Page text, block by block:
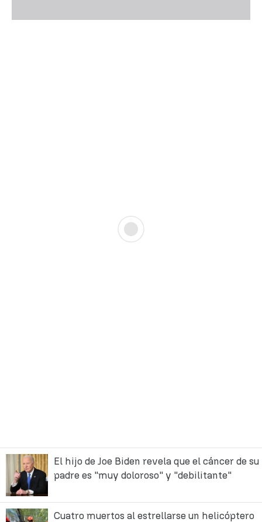
El hijo de Joe Biden revela que el cáncer de su
padre es "muy doloroso" y "debilitante"
Cuatro muertos al estrellarse un helicóptero